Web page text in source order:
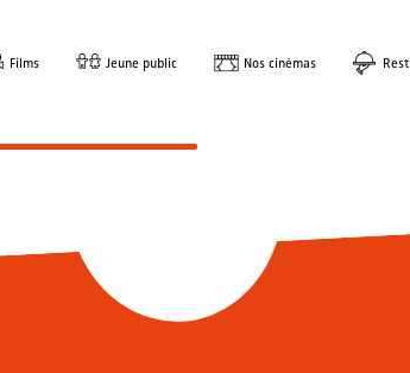
Films Jeune public Nos cinémas